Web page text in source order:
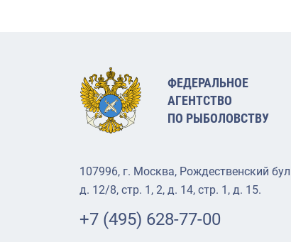
ФЕДЕРАЛЬНОЕ
АГЕНТСТВО
ПО РЫБОЛОВСТВУ
107996, г. Москва, Рождественский
д. 12/8, стр. 1, 2, д. 14, стр. 1, д. 15.
+7 (495) 628-77-00